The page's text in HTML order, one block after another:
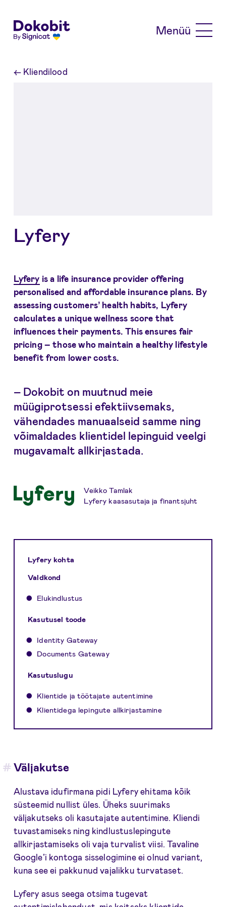
Menüü
←Kliendilood
Lyfery
Lyfery is a life insurance provider offering
personalised and affordable insurance plans. By
assessing customers’ health habits, Lyfery
calculates a unique wellness score that
influences their payments. This ensures fair
pricing – those who maintain a healthy lifestyle
benefit from lower costs.
– Dokobit on muutnud meie
müügiprotsessi efektiivsemaks,
vähendades manuaalseid samme ning
võimaldades klientidel lepinguid veelgi
mugavamalt allkirjastada.
Veikko Tamlak
Lyfery kaasasutaja ja finantsjuht
Lyfery kohta
Valdkond
Elukindlustus
Kasutusel toode
Identity Gateway
Documents Gateway
Kasutuslugu
Klientide ja töötajate autentimine
Klientidega lepingute allkirjastamine
Väljakutse
Alustava idufirmana pidi Lyfery ehitama kõik
süsteemid nullist üles. Üheks suurimaks
väljakutseks oli kasutajate autentimine. Kliendi
tuvastamiseks ning kindlustuslepingute
allkirjastamiseks oli vaja turvalist viisi. Tavaline
Google’i kontoga sisselogimine ei olnud variant,
kuna see ei pakkunud vajalikku turvataset.
Lyfery asus seega otsima tugevat